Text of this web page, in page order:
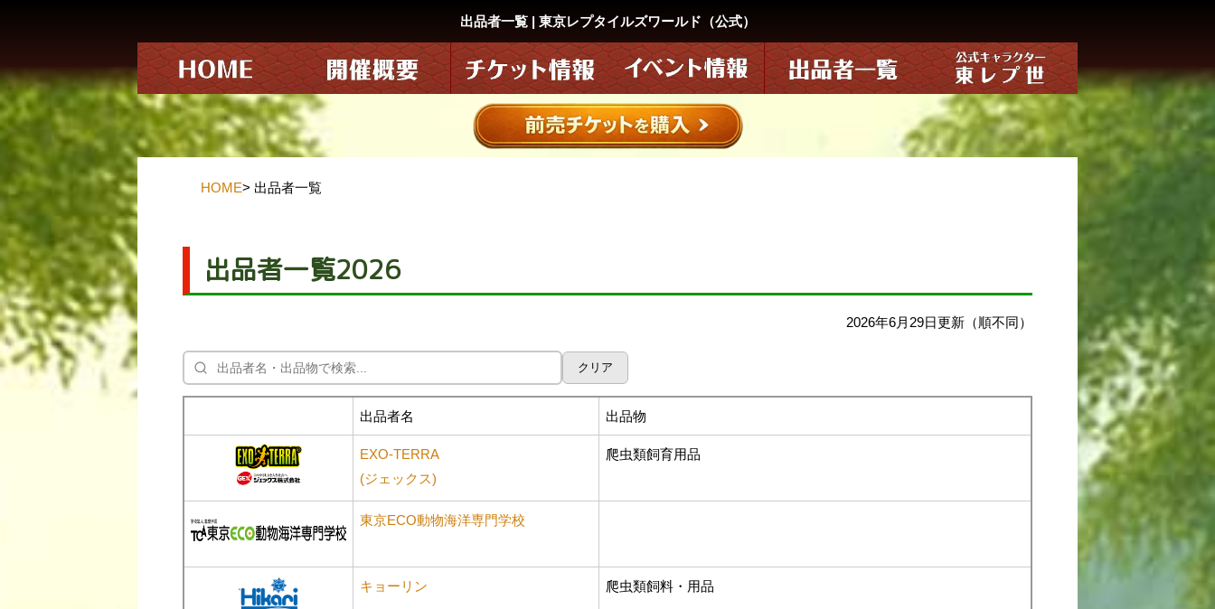
出品者一覧 | 東京レプタイルズワールド（公式）
HOME> 出品者一覧
出品者一覧2026
2026年6月29日更新（順不同）
クリア
出品者名 出品物
EXO-TERRA
(ジェックス)
爬虫類飼育用品
東京ECO動物海洋専門学校
キョーリン 爬虫類飼料・用品